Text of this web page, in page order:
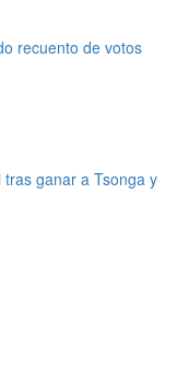
recuento de votos
ganar a Tsonga y